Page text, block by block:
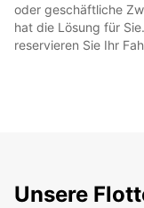
oder geschäftliche
hat die Lösung für
reservieren Sie Ihr
Unsere